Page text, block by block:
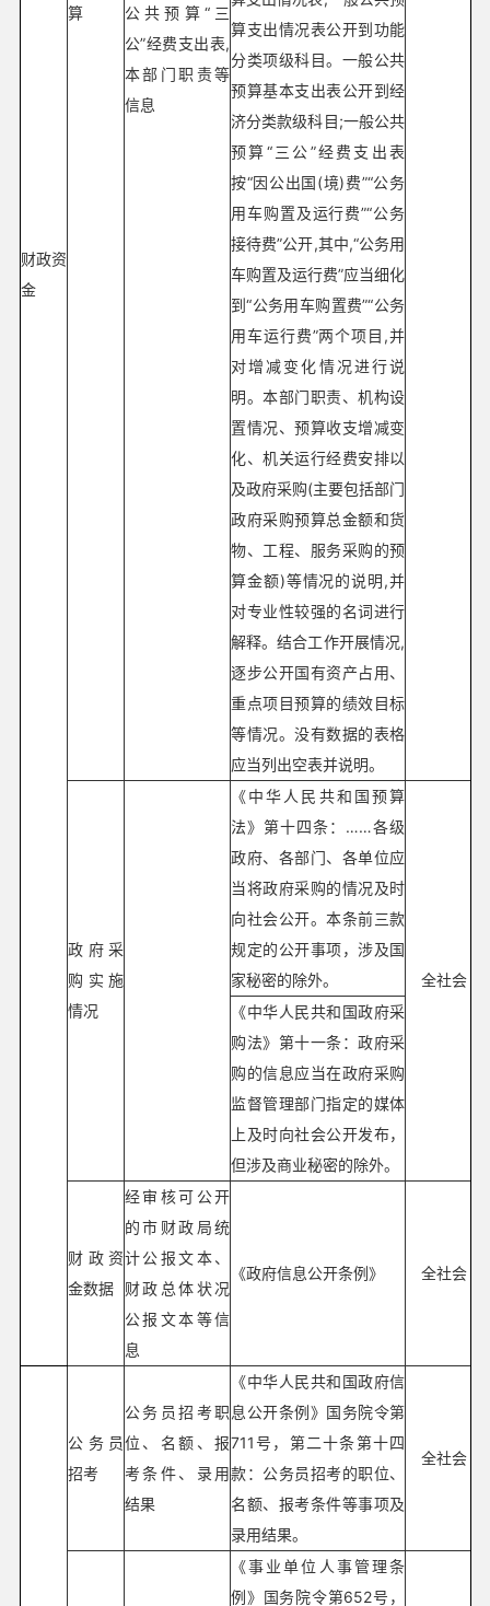
财政资
金
算
公共预算“三
公”经费支出表,
本部门职责等
信息
算支出情况表公开到功能
分类项级科目。一般公共
预算基本支出表公开到经
济分类款级科目;一般公共
预算“三公”经费支出表
按“因公出国(境)费”“公务
用车购置及运行费”“公务
接待费”公开,其中,“公务用
车购置及运行费”应当细化
到“公务用车购置费”“公务
用车运行费”两个项目,并
对增减变化情况进行说
明。本部门职责、机构设
置情况、预算收支增减变
化、机关运行经费安排以
及政府采购(主要包括部门
政府采购预算总金额和货
物、工程、服务采购的预
算金额)等情况的说明,并
对专业性较强的名词进行
解释。结合工作开展情况,
逐步公开国有资产占用、
重点项目预算的绩效目标
等情况。没有数据的表格
应当列出空表并说明。
政府采
购实施
情况
《中华人民共和国预算
法》第十四条：……各级
政府、各部门、各单位应
当将政府采购的情况及时
向社会公开。本条前三款
规定的公开事项，涉及国
家秘密的除外。
全社会
《中华人民共和国政府采
购法》第十一条：政府采
购的信息应当在政府采购
监督管理部门指定的媒体
上及时向社会公开发布，
但涉及商业秘密的除外。
财政资
金数据
经审核可公开
的市财政局统
计公报文本、
财政总体状况
公报文本等信
息
《政府信息公开条例》 全社会
公务员
招考
公务员招考职
位、名额、报
考条件、录用
结果
《中华人民共和国政府信
息公开条例》国务院令第
711号，第二十条第十四
款：公务员招考的职位、
名额、报考条件等事项及
录用结果。
全社会
《事业单位人事管理条
例》国务院令第652号，